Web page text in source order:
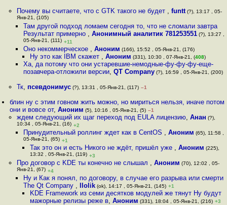
Почему вы считаете, что с GTK такого не будет , funtt(?), 13:17 , 05-
Янв-21, (105)
Там другой подход ломаем сегодня то, что не сломали завтра
Результат примерно , Анонимный аналитик 781253551(?), 13:27 ,
05-Янв-21, (111) +11
Оно некоммерческое , Аноним (166), 15:52 , 05-Янв-21, (176)
Ну это как IBM скажет ,Аноним (331), 10:30 , 07-Янв-21, (408)
Ха, да потому что они устаревшие-немодные-фу-фу-фу-еще-
позавчера-отложили версии, QT Company(?), 16:59 , 05-Янв-21, (200)
Тк, псевдонимус(?), 13:31 , 05-Янв-21, (117) –1
блин ну с этим говном жить можно, но мириться нельзя, иначе потом
они и вовсе от,Аноним (5), 10:16 , 05-Янв-21, (5) –1
ждем следующий их щаг переход под EULA лицензию, Анан (?),
10:34 , 05-Янв-21, (16) +2
Принудительный роллинг ждет как в CentOS , Аноним (65), 11:58 ,
05-Янв-21, (65) +1
Так это он и есть Никого не ждёт, пришёл уже ,Аноним (225),
13:32 , 05-Янв-21, (119) +3
Про договор с KDE ты конечно не слышал , Аноним (70), 12:02 , 05-
Янв-21, (67) +4
Ну и Как я понял, по договору, в случае его разрыва или смерти
The Qt Company , llolik(ok), 14:17 , 05-Янв-21, (145) +1
KDE Framework из семи десятков модулей же тянут Ну будут
мажорные релизы реже в,Аноним (331), 18:04 , 05-Янв-21, (216) +3